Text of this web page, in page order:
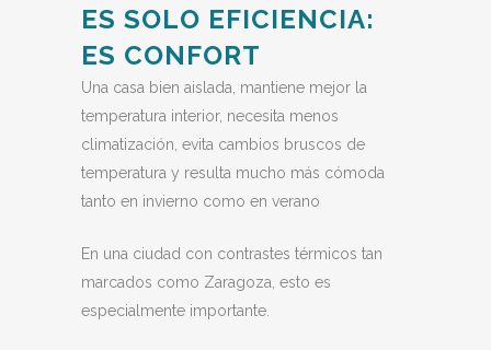
ES SOLO EFICIENCIA:
ES CONFORT
Una casa bien aislada, mantiene mejor la
temperatura interior, necesita menos
climatización, evita cambios bruscos de
temperatura y resulta mucho más cómoda
tanto en invierno como en verano
En una ciudad con contrastes térmicos tan
marcados como Zaragoza, esto es
especialmente importante.